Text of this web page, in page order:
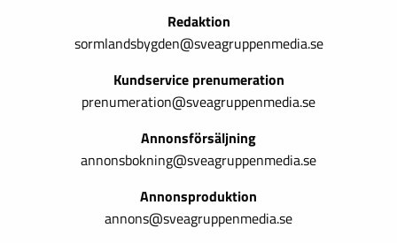
Redaktion
sormlandsbygden@sveagruppenmedia.se
Kundservice prenumeration
prenumeration@sveagruppenmedia.se
Annonsförsäljning
annonsbokning@sveagruppenmedia.se
Annonsproduktion
annons@sveagruppenmedia.se